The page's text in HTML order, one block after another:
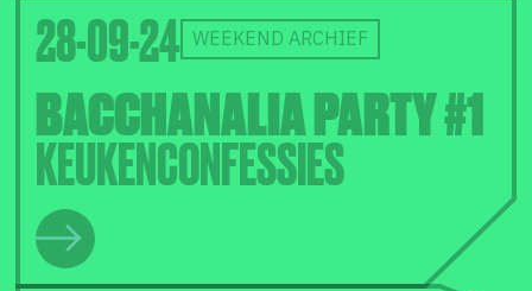
28-09-24 WEEKEND ARCHIEF
BACCHANALIA PARTY #1
KEUKENCONFESSIES